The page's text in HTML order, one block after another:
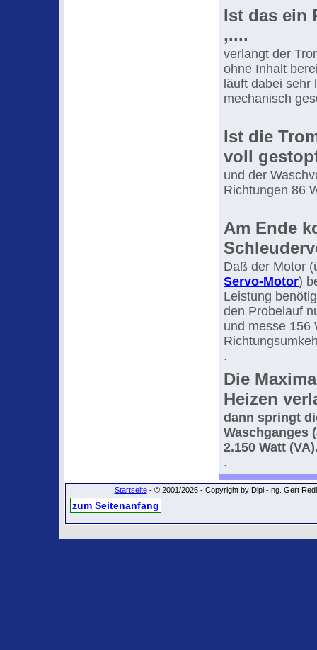
Ist das ein
,....
verlangt der
ohne Inhalt
läuft dabei sehr
mechanisch
Ist die
voll
und der
Richtungen 86
Am Ende
Daß der Motor
Servo-Motor)
Leistung
den Probelauf
und messe 156
.
Die
Heizen
dann springt
Waschganges
2.150 Watt
.
Startseite- © 2001/2026 - Copyright by Dipl.-Ing. Gert
zum Seitenanfang